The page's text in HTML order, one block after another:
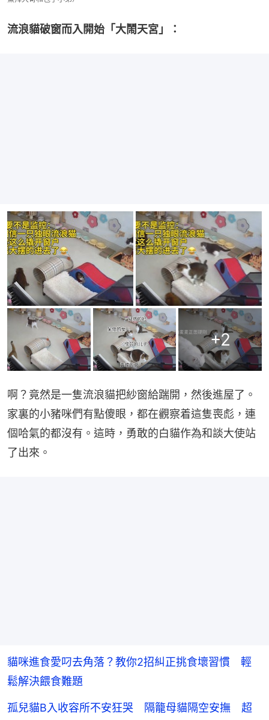
流浪貓破窗而入開始「大鬧天宮」：
+2
啊？竟然是一隻流浪貓把紗窗給踹開，然後進屋了。
家裏的小豬咪們有點傻眼，都在觀察着這隻喪彪，連
個哈氣的都沒有。這時，勇敢的白貓作為和談大使站
了出來。
貓咪進食愛叼去角落？教你2招糾正挑食壞習慣 輕
鬆解決餵食難題
孤兒貓B入收容所不安狂哭 隔籠母貓隔空安撫 超